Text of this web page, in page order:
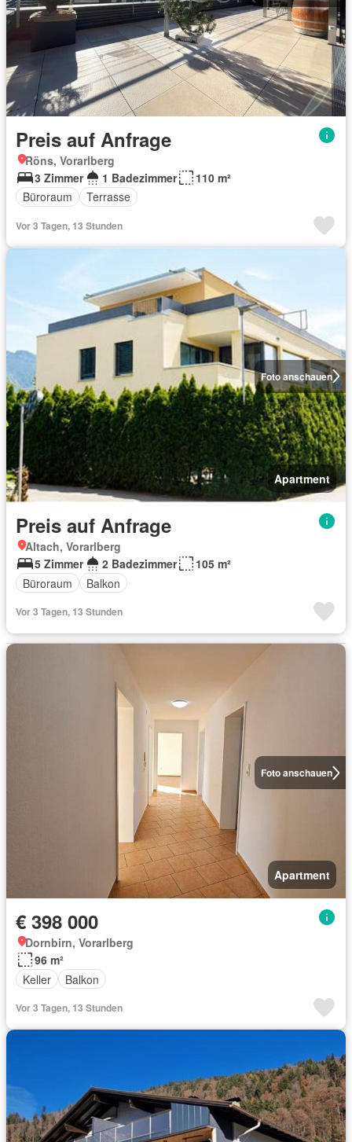
Preis auf Anfrage
Röns, Vorarlberg
3 Zimmer
1 Badezimmer
110 m²
Büroraum
Terrasse
Vor 3 Tagen, 13 Stunden
Foto anschauen
Apartment
Preis auf Anfrage
Altach, Vorarlberg
5 Zimmer
2 Badezimmer
105 m²
Büroraum
Balkon
Vor 3 Tagen, 13 Stunden
Foto anschauen
Apartment
€ 398 000
Dornbirn, Vorarlberg
96 m²
Keller
Balkon
Vor 3 Tagen, 13 Stunden